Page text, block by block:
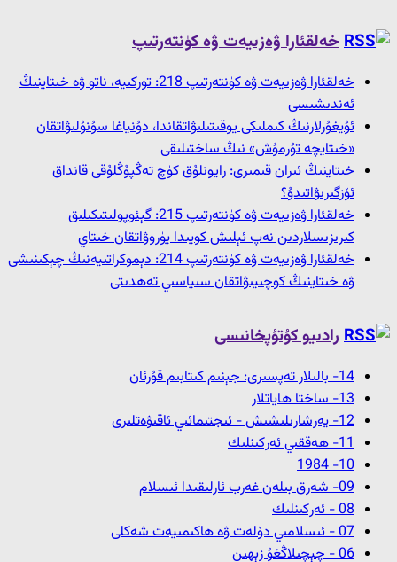
خەلقئارا ۋەزىيەت ۋە كۈنتەرتىپ
خەلقئارا ۋەزىيەت ۋە كۈنتەرتىپ 218: تۈركىيە، ناتو ۋە خىتاينىڭ
ئەندىشىسى
ئۇيغۇرلارنىڭ كىملىكى يوقىتىلىۋاتقاندا، دۇنياغا سۇنۇلىۋاتقان
«خىتايچە تۇرمۇش» نىڭ ساختىلىقى
خىتاينىڭ ئىران قىمىرى: رايونلۇق كۈچ تەڭپۇڭلۇقى قانداق
ئۆزگىرىۋاتىدۇ؟
خەلقئارا ۋەزىيەت ۋە كۈنتەرتىپ 215: گېئوپولىتىكىلىق
كىرىزىسلاردىن نەپ ئېلىش كويىدا يۈرۈۋاتقان خىتاي
خەلقئارا ۋەزىيەت ۋە كۈنتەرتىپ 214: دېموكراتىيەنىڭ چېكىنىشى
ۋە خىتاينىڭ كۈچىيىۋاتقان سىياسىي تەھدىتى
رادىيو كۇتۇپخانىسى
14- بالىلار تەپسىرى: جېنىم كىتابىم قۇرئان
13- ﺳﺎﺧﺘﺎ ﮪﺎﻳﺎﺗﻼﺭ
12- ﻳﻪﺭﺷﺎﺭﯨﻠﯩﺸﯩﺶ - ﺋﯩﺠﺘﯩﻤﺎﺋﯩﻲ ﺋﺎﻗﯩﯟﻩﺗﻠﯩﺮﻯ
11- ﮪﻪﻗﻘﯩﻲ ﺋﻪﺭﻛﯩﻨﻠﯩﻚ
10- 1984
09- شەرق بىلەن غەرب ئارلىقىدا ئىسلام
08 - ﺋﻪﺭﻛﯩﻨﻠﯩﻚ
07 - ئىسلامىي دۆلەت ۋە ھاكىمىيەت شەكلى
06 - چېچىلاڭغۇ زېھىن